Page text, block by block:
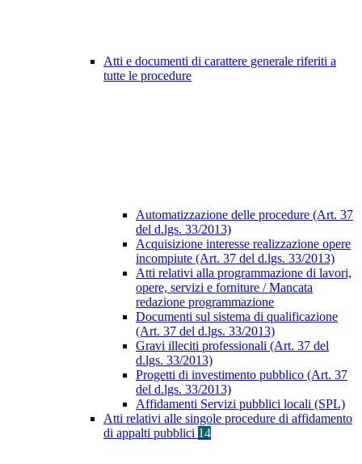
Atti e documenti di carattere generale riferiti a
tutte le procedure
Automatizzazione delle procedure (Art. 37
del d.lgs. 33/2013)
Acquisizione interesse realizzazione opere
incompiute (Art. 37 del d.lgs. 33/2013)
Atti relativi alla programmazione di lavori,
opere, servizi e forniture / Mancata
redazione programmazione
Documenti sul sistema di qualificazione
(Art. 37 del d.lgs. 33/2013)
Gravi illeciti professionali (Art. 37 del
d.lgs. 33/2013)
Progetti di investimento pubblico (Art. 37
del d.lgs. 33/2013)
Affidamenti Servizi pubblici locali (SPL)
Atti relativi alle singole procedure di affidamento
di appalti pubblici 14